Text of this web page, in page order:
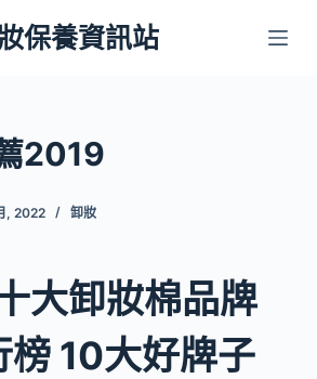
保養資訊站
2019
, 2022 卸妝
大卸妝棉品牌
榜 10大好牌子